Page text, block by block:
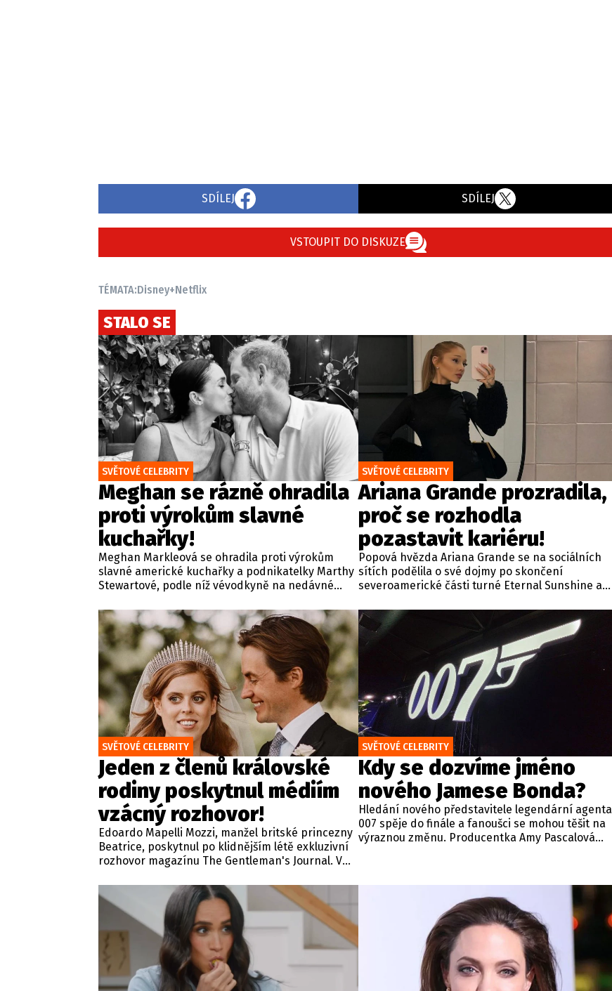
SDÍLEJ SDÍLEJ
VSTOUPIT DO DISKUZE
TÉMATA:Disney+Netflix
STALO SE
SVĚTOVÉ CELEBRITY
Meghan se rázně ohradila
proti výrokům slavné
kuchařky!
Meghan Markleová se ohradila proti výrokům
slavné americké kuchařky a podnikatelky Marthy
Stewartové, podle níž vévodkyně na nedávné
červencové setkání s britským králem Karlem III.
Zmíněná schůzka v sídle Highgrove House přitom
proběhla ve Velké Británii za přísně tajných
podmínek a pod zámkem utajení.
SVĚTOVÉ CELEBRITY
Ariana Grande prozradila,
proč se rozhodla
pozastavit kariéru!
Popová hvězda Ariana Grande se na sociálních
sítích podělila o své dojmy po skončení
severoamerické části turné Eternal Sunshine a
koncertům v britské metropoli. Zpěvačka své
miliony fanoušků ujistila, že se na blížící se
vystoupení v britské metropoli nesmírně těší a
nemůže se dočkat, až se se svými příznivci opět
SVĚTOVÉ CELEBRITY
Jeden z členů královské
rodiny poskytnul médiím
vzácný rozhovor!
Edoardo Mapelli Mozzi, manžel britské princezny
Beatrice, poskytnul po klidnějším létě exkluzivní
rozhovor magazínu The Gentleman's Journal. V
osobní hodnoty odkryl své soukromí, oblíbené
rituály i pohled na rodinný život.
SVĚTOVÉ CELEBRITY
Kdy se dozvíme jméno
nového Jamese Bonda?
Hledání nového představitele legendární agenta
007 spěje do finále a fanoušci se mohou těšit na
výraznou změnu. Producentka Amy Pascalová